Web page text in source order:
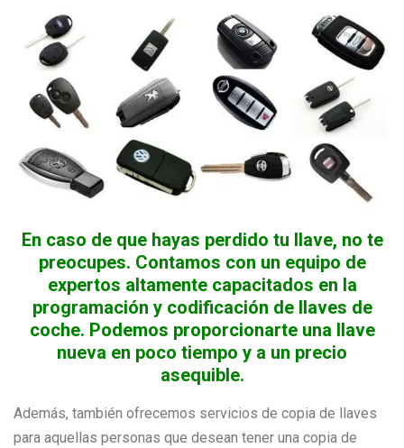
En caso de que hayas perdido tu llave, no te
preocupes. Contamos con un equipo de
expertos altamente capacitados en la
programación y codificación de llaves de
coche. Podemos proporcionarte una llave
nueva en poco tiempo y a un precio
asequible.
Además, también ofrecemos servicios de copia de llaves
para aquellas personas que desean tener una copia de